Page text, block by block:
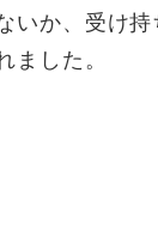
いか、受け
ました。